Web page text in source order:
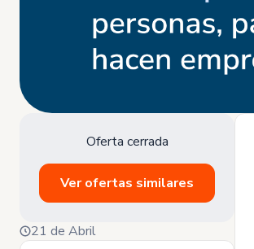
Oferta cerrada
Ver ofertas similares
21 de Abril